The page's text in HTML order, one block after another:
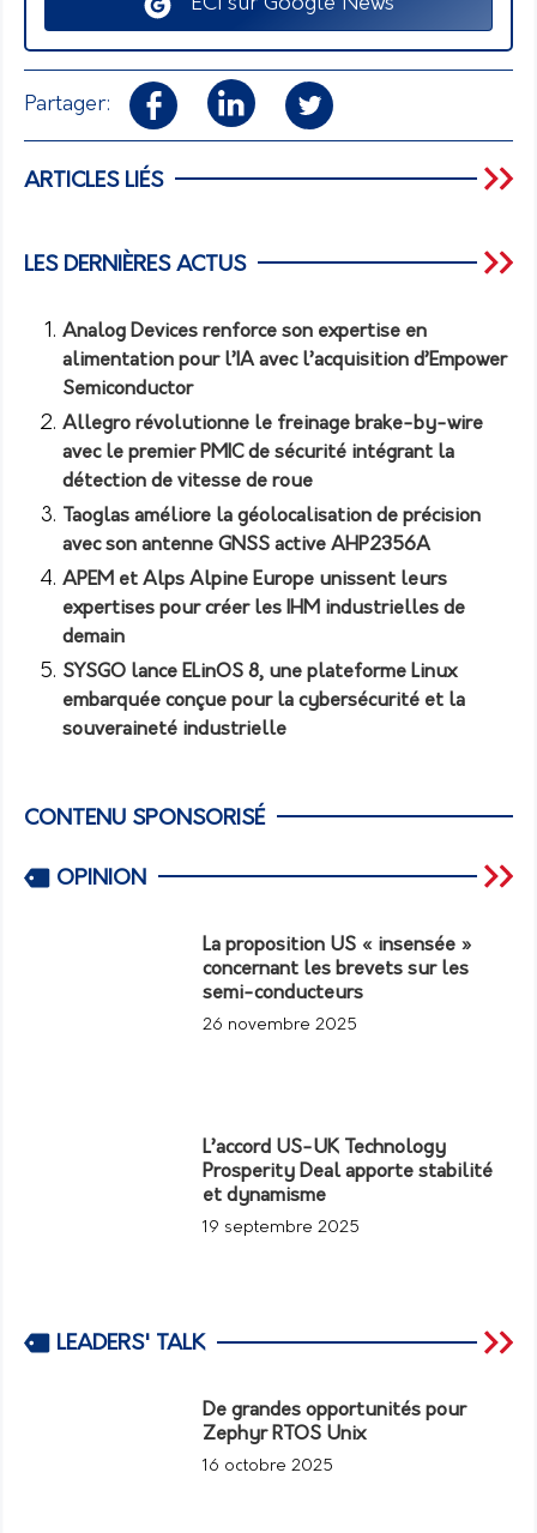
Partager:
ARTICLES LIÉS
LES DERNIÈRES ACTUS
Analog Devices renforce son expertise en
alimentation pour l’IA avec l’acquisition d’Empower
Semiconductor
Allegro révolutionne le freinage brake-by-wire
avec le premier PMIC de sécurité intégrant la
détection de vitesse de roue
Taoglas améliore la géolocalisation de précision
avec son antenne GNSS active AHP2356A
APEM et Alps Alpine Europe unissent leurs
expertises pour créer les IHM industrielles de
demain
SYSGO lance ELinOS 8, une plateforme Linux
embarquée conçue pour la cybersécurité et la
souveraineté industrielle
CONTENU SPONSORISÉ
OPINION
La proposition US « insensée »
concernant les brevets sur les
semi-conducteurs
26 novembre 2025
L’accord US-UK Technology
Prosperity Deal apporte stabilité
et dynamisme
19 septembre 2025
LEADERS' TALK
De grandes opportunités pour
Zephyr RTOS Unix
16 octobre 2025